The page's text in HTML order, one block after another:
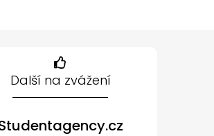
Další na zvážení